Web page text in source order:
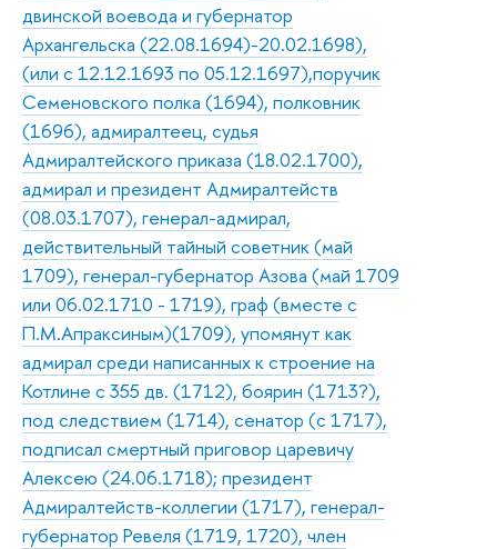
двинской воевода и губернатор
Архангельска (22.08.1694)-20.02.1698),
(или с 12.12.1693 по 05.12.1697),поручик
Семеновского полка (1694), полковник
(1696), адмиралтеец, судья
Адмиралтейского приказа (18.02.1700),
адмирал и президент Адмиралтейств
(08.03.1707), генерал-адмирал,
действительный тайный советник (май
1709), генерал-губернатор Азова (май 1709
или 06.02.1710 - 1719), граф (вместе с
П.М.Апраксиным)(1709), упомянут как
адмирал среди написанных к строение на
Котлине с 355 дв. (1712), боярин (1713?),
под следствием (1714), сенатор (с 1717),
подписал смертный приговор царевичу
Алексею (24.06.1718); президент
Адмиралтейств-коллегии (1717), генерал-
губернатор Ревеля (1719, 1720), член